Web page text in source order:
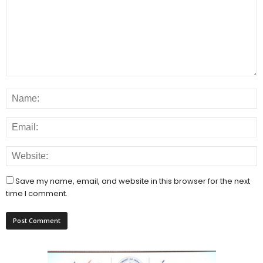
Save my name, email, and website in this browser for the next
time I comment.